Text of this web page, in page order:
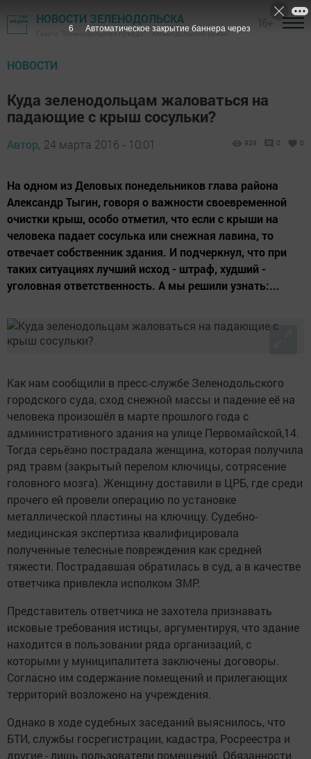
НОВОСТИ ЗЕЛЕНОДОЛЬСКА
Газета "Зеленодольская правда" - Зеленодольский район
НОВОСТИ
Куда зеленодольцам жаловаться на
падающие с крыш сосульки?
Автор, 24 марта 2016 - 10:01 939 0 0
На одном из Деловых понедельников глава района
Александр Тыгин, говоря о важности своевременной
очистки крыш, особо отметил, что если с крыши на
человека падает сосулька или снежная лавина, то
отвечает собственник здания. И подчеркнул, что при
таких ситуациях лучший исход - штраф, худший -
уголовная ответственность. А мы решили узнать:...
Как нам сообщили в пресс-службе Зеленодольского
городского суда, сход снежной массы и падение её на
человека произошёл в марте прошлого года с
административного здания на улице Первомайской,14.
Тогда серьёзно пострадала женщина, которая получила
ряд травм (закрытый перелом ключицы, сотрясение
головного мозга). Женщину доставили в ЦРБ, где среди
прочего ей провели операцию по установке
металлической пластины на ключицу. Судебно-
медицинская экспертиза квалифицировала
полученные телесные повреждения как средней
тяжести. Пострадавшая обратилась в суд, а в качестве
ответчика привлекла исполком ЗМР.
Представитель ответчика не захотела признавать
исковые требования истицы, аргументируя, что здание
находится в пользовании ряда организаций, с
которыми у муниципалитета заключены договоры.
Согласно им содержание помещений и прилегающих
территорий возложено на учреждения.
Однако в ходе судебных заседаний выяснилось, что
БТИ, службы госрегистрации, кадастра, Росреестра и
другие - лишь пользователи помещений. Обязанности
5 Автоматическое закрытие баннера через